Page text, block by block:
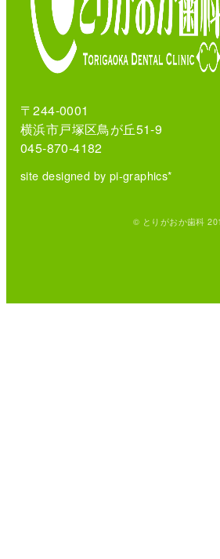
〒244-0001
横浜市戸塚区鳥が丘51-9
045-870-4182
site designed by pi-graphics*
© とりがおか歯科